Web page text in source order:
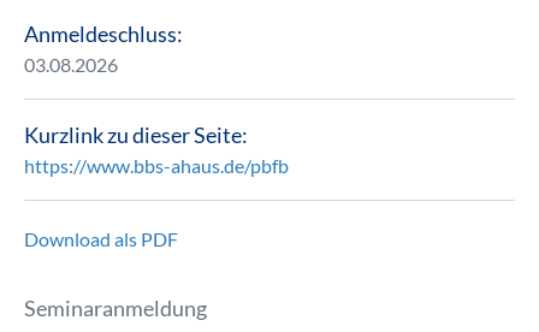
Anmeldeschluss:
03.08.2026
Kurzlink zu dieser Seite:
https://www.bbs-ahaus.de/pbfb
Download als PDF
Seminaranmeldung